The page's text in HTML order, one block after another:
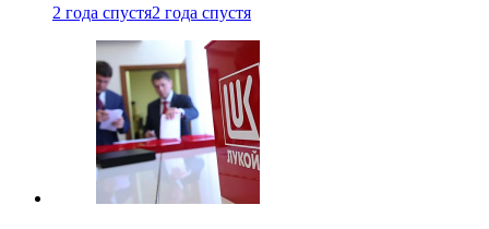
2 года спустя2 года спустя